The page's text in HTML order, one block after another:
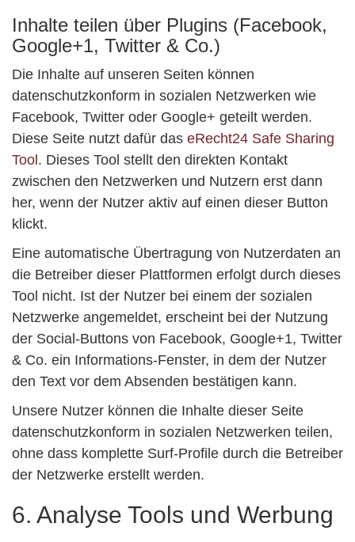
Inhalte teilen über Plugins (Facebook,
Google+1, Twitter & Co.)
Die Inhalte auf unseren Seiten können
datenschutzkonform in sozialen Netzwerken wie
Facebook, Twitter oder Google+ geteilt werden.
Diese Seite nutzt dafür das eRecht24 Safe Sharing
Tool . Dieses Tool stellt den direkten Kontakt
zwischen den Netzwerken und Nutzern erst dann
her, wenn der Nutzer aktiv auf einen dieser Button
klickt.
Eine automatische Übertragung von Nutzerdaten an
die Betreiber dieser Plattformen erfolgt durch dieses
Tool nicht. Ist der Nutzer bei einem der sozialen
Netzwerke angemeldet, erscheint bei der Nutzung
der Social-Buttons von Facebook, Google+1, Twitter
& Co. ein Informations-Fenster, in dem der Nutzer
den Text vor dem Absenden bestätigen kann.
Unsere Nutzer können die Inhalte dieser Seite
datenschutzkonform in sozialen Netzwerken teilen,
ohne dass komplette Surf-Profile durch die Betreiber
der Netzwerke erstellt werden.
6. Analyse Tools und Werbung